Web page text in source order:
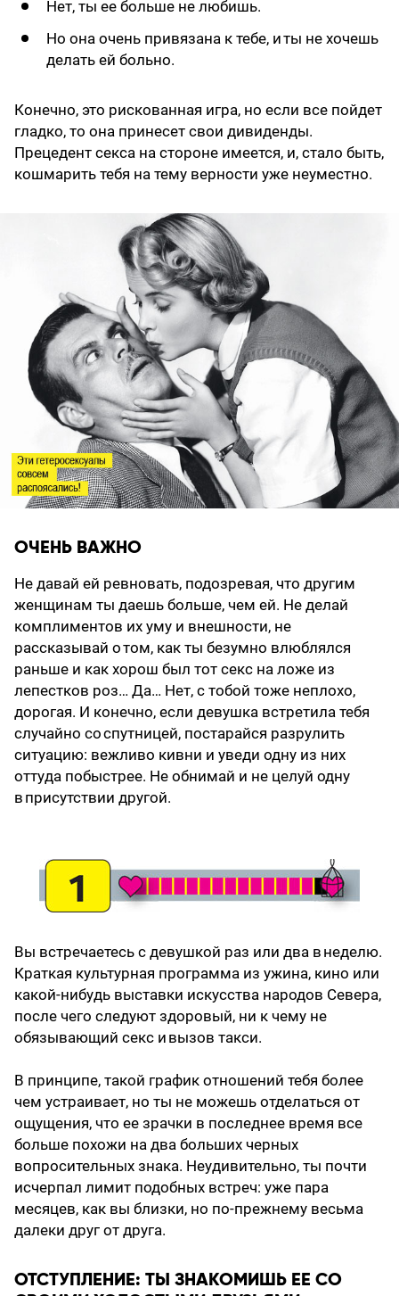
Нет, ты ее больше не любишь.
Но она очень привязана к тебе, и ты не хочешь
делать ей больно.
Конечно, это рискованная игра, но если все пойдет
гладко, то она принесет свои дивиденды.
Прецедент секса на стороне имеется, и, стало быть,
кошмарить тебя на тему верности уже неуместно.
ОЧЕНЬ ВАЖНО
Не давай ей ревновать, подозревая, что другим
женщинам ты даешь больше, чем ей. Не делай
комплиментов их уму и внешности, не
рассказывай о том, как ты безумно влюблялся
раньше и как хорош был тот секс на ложе из
лепестков роз… Да… Нет, с тобой тоже неплохо,
дорогая. И конечно, если девушка встретила тебя
случайно со спутницей, постарайся разрулить
ситуацию: вежливо кивни и уведи одну из них
оттуда побыст­рее. Не обнимай и не целуй одну
в присутствии другой.
Вы встречаетесь с девушкой раз или два в неделю.
Краткая культурная программа из ужина, кино или
какой-нибудь выставки искусства народов Севера,
после чего следуют здоровый, ни к чему не
обязывающий секс и вызов такси.
В принципе, такой график отношений тебя более
чем устраивает, но ты не можешь отделаться от
ощущения, что ее зрачки в последнее время все
больше похожи на два больших черных
вопросительных знака. Неудивительно, ты почти
исчерпал лимит подобных встреч: уже пара
месяцев, как вы близки, но по-прежнему весьма
далеки друг от друга.
ОТСТУПЛЕНИЕ: ТЫ ЗНАКОМИШЬ ЕЕ СО